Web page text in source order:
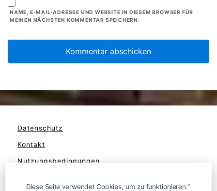
NAME, E-MAIL-ADRESSE UND WEBSITE IN DIESEM BROWSER FÜR
MEINEN NÄCHSTEN KOMMENTAR SPEICHERN.
Datenschutz
Kontakt
Nutzungsbedingungen
Diese Seite verwendet Cookies, um zu funktionieren.“